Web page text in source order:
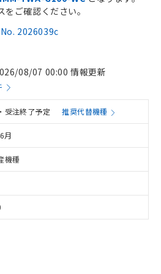
2026039c
ご確認ください。
08/07 00:00 情報更新
受注終了予定 推奨代替機種
月
機種